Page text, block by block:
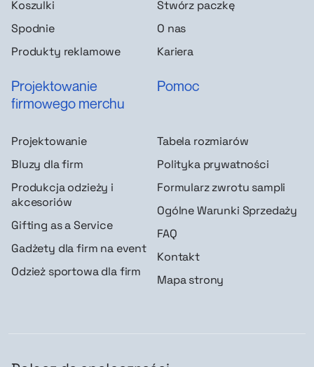
Koszulki
Spodnie
Produkty reklamowe
Stwórz paczkę
O nas
Kariera
Projektowanie
firmowego merchu
Projektowanie
Bluzy dla firm
Produkcja odzieży i
akcesoriów
Gifting as a Service
Gadżety dla firm na event
Odzież sportowa dla firm
Pomoc
Tabela rozmiarów
Polityka prywatności
Formularz zwrotu sampli
Ogólne Warunki Sprzedaży
FAQ
Kontakt
Mapa strony